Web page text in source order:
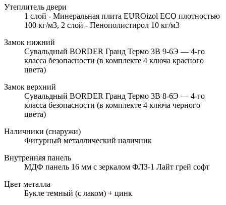
Утеплитель двери
1 слой - Минеральная плита EUROizol ECO плотностью
100 кг/м3, 2 слой - Пенополистирол 10 кг/м3
Замок нижний
Сувальдный BORDER Гранд Термо 3В 9-6Э — 4-го
класса безопасности (в комплекте 4 ключа красного
цвета)
Замок верхний
Сувальдный BORDER Гранд Термо 3В 8-6Э — 4-го
класса безопасности (в комплекте 4 ключа черного
цвета)
Наличники (снаружи)
Фигурный металлический наличник
Внутренняя панель
МДФ панель 16 мм с зеркалом ФЛЗ-1 Лайт грей софт
Цвет металла
Букле темный (с лаком) + цинк